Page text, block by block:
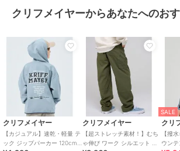
●KRIFF MAYER（クリフメイヤー）
クリフメイヤーの服にはそんな思いがたくさん詰
メンズ・レディース・キッズ、更にドッグウェア
何気ない日々が特別な思い出に変わる瞬間を演出
つオリジナリティーあふれる新しいデイリーウエ
【対象年齢・学年】
5歳、6歳、7歳、8歳、9歳、10歳、11歳、12歳
16歳、17歳
幼稚園年長、小学校1年生、2年生、3年生、4年
中学校、高校生ぐらいまで、
幅広い年齢層に着用いただける、120cm 130cm
クリフメイヤーからあなたへのお
クリフメイヤー
【カジュアル】速乾・軽量 テ
ック ジップパーカー 120cm
クリフメイヤー
【超ストレッチ素材！】むち
ゃ伸び ワーク シルエット パ
SALE
クリ
【撥
ウン